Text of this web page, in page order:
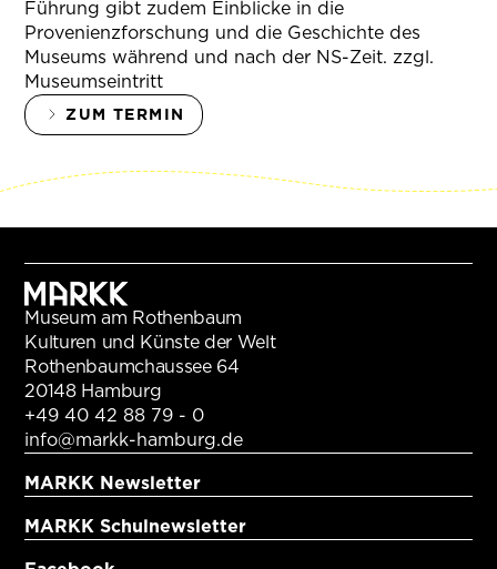
Führung gibt zudem Einblicke in die
Provenienzforschung und die Geschichte des
Museums während und nach der NS-Zeit. zzgl.
Museumseintritt
ZUM TERMIN
Museum am Rothenbaum
Kulturen und Künste der Welt
Rothenbaumchaussee 64
20148 Hamburg
+49 40 42 88 79 - 0
info@markk-hamburg.de
MARKK Newsletter
MARKK Schulnewsletter